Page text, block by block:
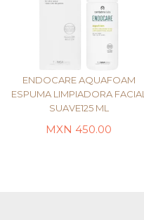
LEER MÁS
ENDOCARE AQUAFOAM
ESPUMA LIMPIADORA FACIAL
SUAVE125 ML
450.00